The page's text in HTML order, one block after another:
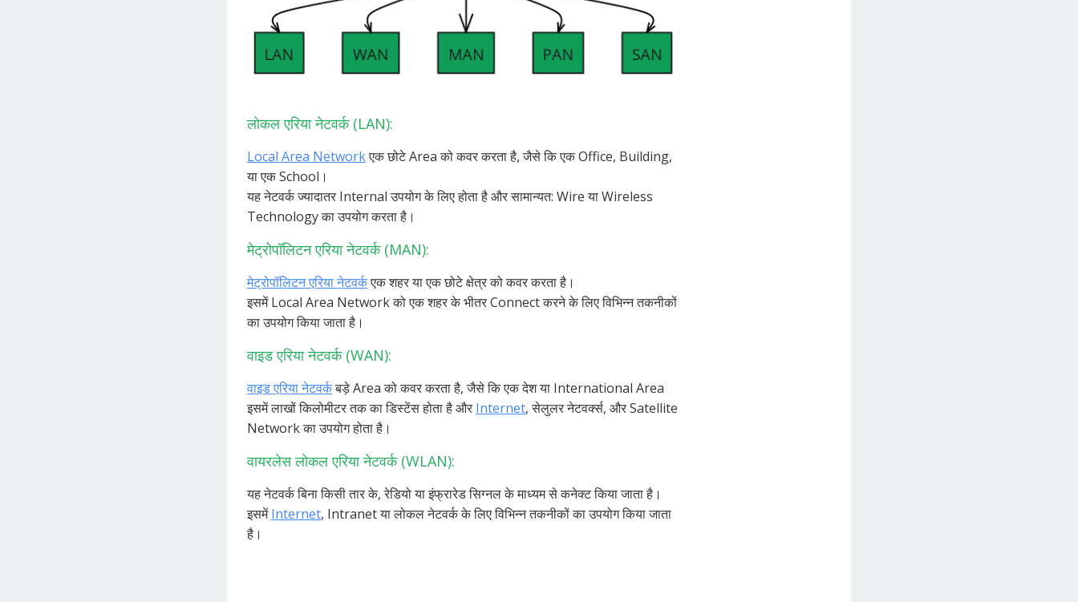
लोकल एरिया नेटवर्क (LAN):
Local Area Networkएक छोटे Area को कवर करता है, जैसे कि एक Office, Building,
या एक School।
यह नेटवर्क ज्यादातर Internal उपयोग के लिए होता है और सामान्यत: Wire या Wireless
Technology का उपयोग करता है।
मेट्रोपॉलिटन एरिया नेटवर्क (MAN):
मेट्रोपॉलिटन एरिया नेटवर्कएक शहर या एक छोटे क्षेत्र को कवर करता है।
इसमें Local Area Network को एक शहर के भीतर Connect करने के लिए विभिन्न तकनीकों
का उपयोग किया जाता है।
वाइड एरिया नेटवर्क (WAN):
वाइड एरिया नेटवर्कबड़े Area को कवर करता है, जैसे कि एक देश या International Area
इसमें लाखों किलोमीटर तक का डिस्टेंस होता है और Internet, सेलुलर नेटवर्क्स, और Satellite
Network का उपयोग होता है।
वायरलेस लोकल एरिया नेटवर्क (WLAN):
यह नेटवर्क बिना किसी तार के, रेडियो या इंफ्रारेड सिग्नल के माध्यम से कनेक्ट किया जाता है।
इसमेंInternet, Intranet या लोकल नेटवर्क के लिए विभिन्न तकनीकों का उपयोग किया जाता
है।